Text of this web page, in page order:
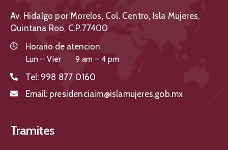
Av. Hidalgo por Morelos, Col. Centro, Isla Mujeres,
Quintana Roo, C.P.77400
Horario de atencion
Lun – Vier 9 am – 4 pm
Tel: 998 877 0160
Email: presidenciaim@islamujeres.gob.mx
Tramites